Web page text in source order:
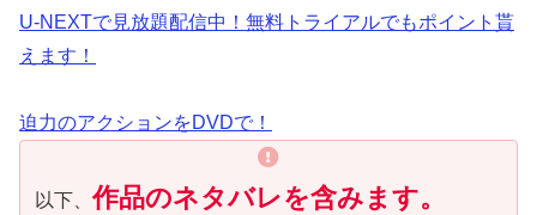
U-NEXTで見放題配信中！無料トライアルでもポイント貰
えます！
迫力のアクションをDVDで！
以下、作品のネタバレを含みます。